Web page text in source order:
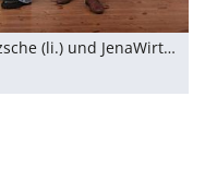
Oberbürgermeister Dr. Thomas Nitzsche (li.) und JenaWirtschaft-Geschäftsführer Wilfried Röpke (re.) mit den Ausgezeichneten des i-work Interkulturellen Unternehmenspreises 2024.